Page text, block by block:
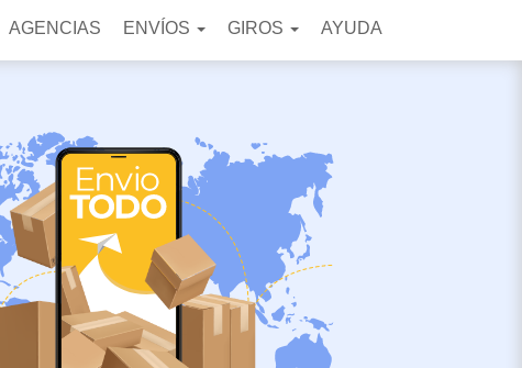
AGENCIAS ENVÍOS GIROS AYUDA